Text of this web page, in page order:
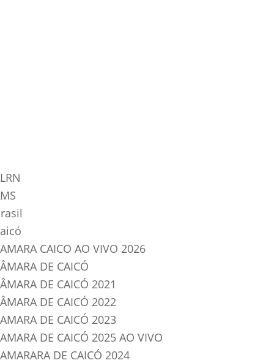
CAICO AO VIVO 2026
DE CAICÓ
DE CAICÓ 2021
DE CAICÓ 2022
DE CAICÓ 2023
DE CAICÓ 2025 AO VIVO
DE CAICÓ 2024